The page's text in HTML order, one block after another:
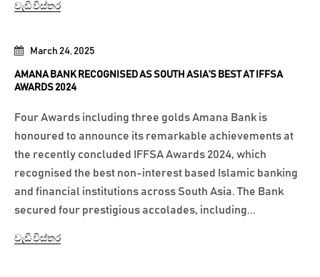
March 24, 2025
AMANA BANK RECOGNISED AS SOUTH ASIA’S BEST AT IFFSA
AWARDS 2024
Four Awards including three golds Amana Bank is
honoured to announce its remarkable achievements at
the recently concluded IFFSA Awards 2024, which
recognised the best non-interest based Islamic banking
and financial institutions across South Asia. The Bank
secured four prestigious accolades, including...
වැඩි විස්තර
වැඩි විස්තර